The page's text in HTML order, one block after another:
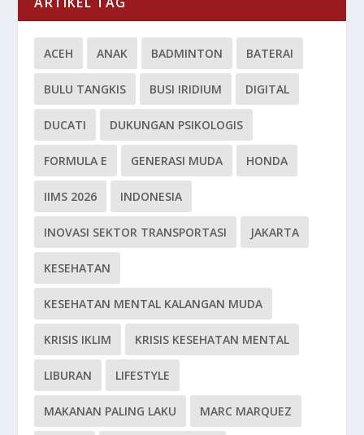
ACEH ANAK BADMINTON BATERAI
BULU TANGKIS BUSI IRIDIUM DIGITAL
DUCATI DUKUNGAN PSIKOLOGIS
FORMULA E GENERASI MUDA HONDA
IIMS 2026 INDONESIA
INOVASI SEKTOR TRANSPORTASI JAKARTA
KESEHATAN
KESEHATAN MENTAL KALANGAN MUDA
KRISIS IKLIM KRISIS KESEHATAN MENTAL
LIBURAN LIFESTYLE
MAKANAN PALING LAKU MARC MARQUEZ